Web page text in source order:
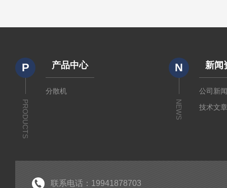
P
PRODUCTS
产品中心
分散机
N
NEWS
新闻
公司新
技术文
联系电话：19941878703